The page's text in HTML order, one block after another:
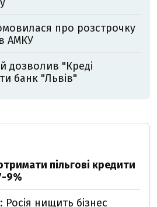
про розстрочку
АМКУ
дозволив "Креді
банк "Львів"
пільгові кредити
9%
нищить бізнес